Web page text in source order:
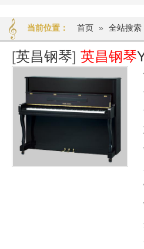
当前位置： 首页 » 全站搜索
[英昌钢琴] 英昌钢琴